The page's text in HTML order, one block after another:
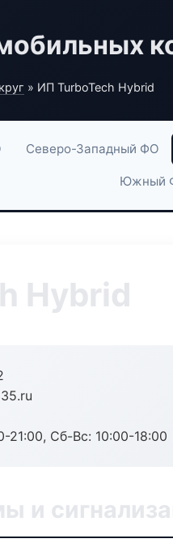
» ИП TurboTech Hybrid
Северо-Западный ФО
Южный
Hybrid
21:00, Сб-Вс: 10:00-18:00
и